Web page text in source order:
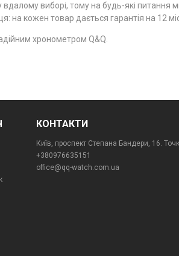
виборі, тому на будь-які питання ми
на кожен товар дається гарантія на 12
хронометром Q&Q.
КОНТАКТИ
Київ, проспект Степана Бандери, 16.
+380976635151
office@qq-watch.com.ua